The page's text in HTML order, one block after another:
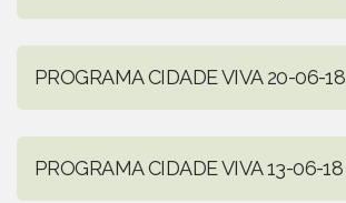
PROGRAMA CIDADE VIVA 20-06-18
PROGRAMA CIDADE VIVA 13-06-18